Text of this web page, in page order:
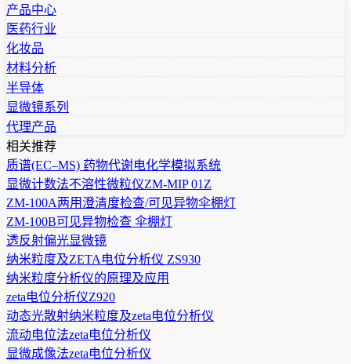
产品中心
医药行业
化妆品
材料分析
半导体
显微镜系列
代理产品
相关推荐
质谱(EC–MS) 药物代谢电化学模拟系统
显微计数法不溶性微粒仪ZM-MIP 01Z
ZM-100A两用澄清度检查/可见异物伞棚灯
ZM-100B可见异物检查 伞棚灯
透反射偏光显微镜
纳米粒度及ZETA电位分析仪 ZS930
纳米粒度分析仪的原理及应用
zeta电位分析仪Z920
动态光散射纳米粒度及zeta电位分析仪
流动电位法zeta电位分析仪
显微成像法zeta电位分析仪